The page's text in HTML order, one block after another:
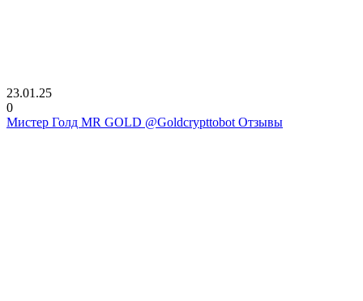
23.01.25
0
Мистер Голд MR GOLD @Goldcrypttobot Отзывы